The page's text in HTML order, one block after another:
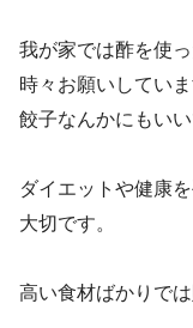
我が家では酢を使
時々お願いしていま
餃子なんかにもいい
ダイエットや健康
大切です。
高い食材ばかりで